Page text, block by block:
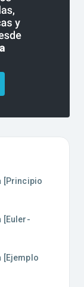
[Principio
[Euler-
[Ejemplo